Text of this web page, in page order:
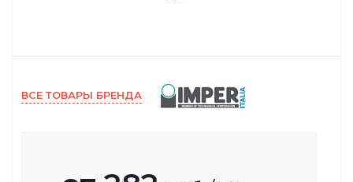
ВСЕ ТОВАРЫ БРЕНДА